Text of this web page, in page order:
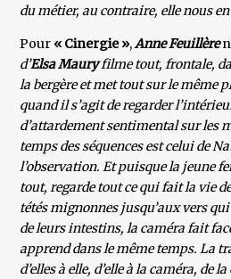
du métier, au contraire, elle nous
Pour « Cinergie »,Anne Feuillère
d’Elsa Mauryfilme tout, frontale,
la bergère et met tout sur le même
quand il s’agit de regarder
d’attardement sentimental sur les
temps des séquences est celui de
l’observation. Et puisque la jeune
tout, regarde tout ce qui fait la vie
tétés mignonnes jusqu’aux vers
de leurs intestins, la caméra fait
apprend dans le même temps. La
d’elles à elle, d’elle à la caméra, de